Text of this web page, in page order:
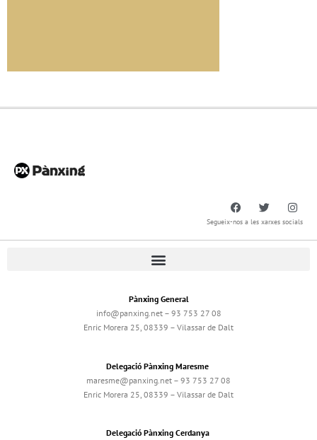
Segueix-nos a les xarxes socials
Pànxing General
info@panxing.net – 93 753 27 08
Enric Morera 25, 08339 – Vilassar de Dalt
Delegació Pànxing Maresme
maresme@panxing.net – 93 753 27 08
Enric Morera 25, 08339 – Vilassar de Dalt
Delegació Pànxing Cerdanya